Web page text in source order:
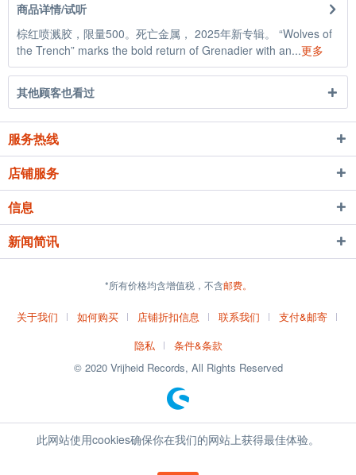
商品详情/试听
棕红喷溅胶，限量500。死亡金属， 2025年新专辑。 “Wolves of
the Trench” marks the bold return of Grenadier with an...更多
其他顾客也看过
服务热线
店铺服务
信息
新闻简讯
*所有价格均含增值税，不含邮费。
关于我们 如何购买 店铺折扣信息 联系我们
支付&邮寄
隐私
条件&条款
© 2020 Vrijheid Records, All Rights Reserved
此网站使用cookies确保你在我们的网站上获得最佳体验。